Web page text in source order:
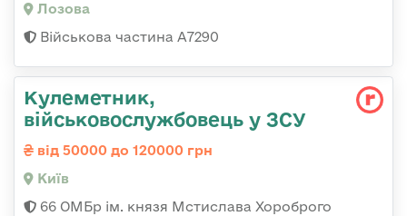
Лозова
Військова частина А7290
Кулеметник,
військовослужбовець у ЗСУ
від 50000 до 120000 грн
Київ
66 ОМБр ім. князя Мстислава Хороброго